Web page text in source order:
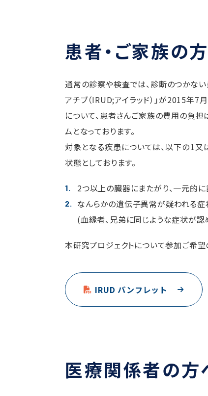
患者‧ご家族の
通常の診察や検査では、診断のつかない
アチブ（IRUD;アイラッド）」が2015年7
について、患者さんご家族の費用の負
ムとなっております。
対象となる疾患については、以下の1又
状態としております。
2つ以上の臓器にまたがり、一元的
なんらかの遺伝子異常が疑われる症
(血縁者、兄弟に同じような症状が認
本研究プロジェクトについて参加ご希望
IRUD パンフレット
医療関係者の方